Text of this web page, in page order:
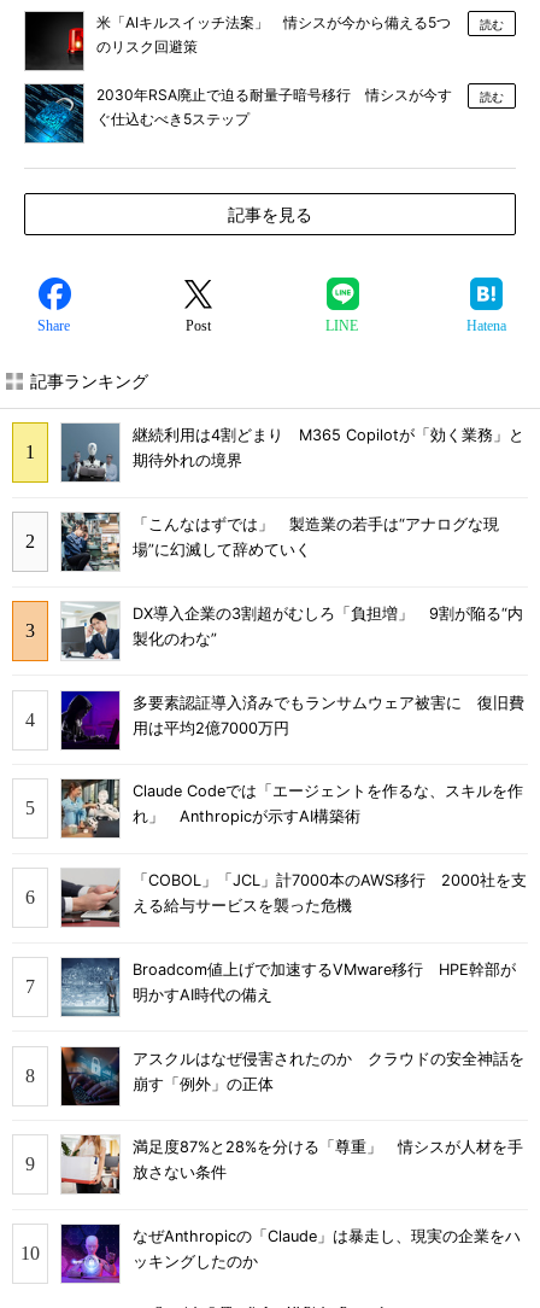
米「AIキルスイッチ法案」 情シスが今から備える5つ
のリスク回避策
読む
2030年RSA廃止で迫る耐量子暗号移行 情シスが今す
ぐ仕込むべき5ステップ
読む
記事を見る
Share Post LINE Hatena
記事ランキング
継続利用は4割どまり M365 Copilotが「効く業務」と
期待外れの境界
「こんなはずでは」 製造業の若手は“アナログな現
場”に幻滅して辞めていく
DX導入企業の3割超がむしろ「負担増」 9割が陥る“内
製化のわな”
多要素認証導入済みでもランサムウェア被害に 復旧費
用は平均2億7000万円
Claude Codeでは「エージェントを作るな、スキルを作
れ」 Anthropicが示すAI構築術
「COBOL」「JCL」計7000本のAWS移行 2000社を支
える給与サービスを襲った危機
Broadcom値上げで加速するVMware移行 HPE幹部が
明かすAI時代の備え
アスクルはなぜ侵害されたのか クラウドの安全神話を
崩す「例外」の正体
満足度87%と28%を分ける「尊重」 情シスが人材を手
放さない条件
なぜAnthropicの「Claude」は暴走し、現実の企業をハ
ッキングしたのか